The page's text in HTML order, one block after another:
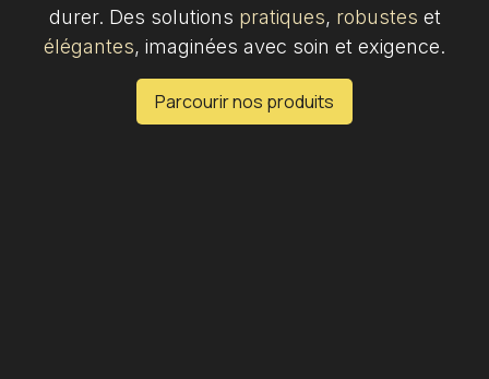
durer. Des solutions pratiques, robustes et
élégantes, imaginées avec soin et exigence.
Parcourir nos produits